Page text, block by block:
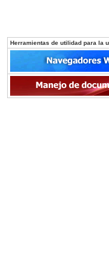
Herramientas de utilidad para la